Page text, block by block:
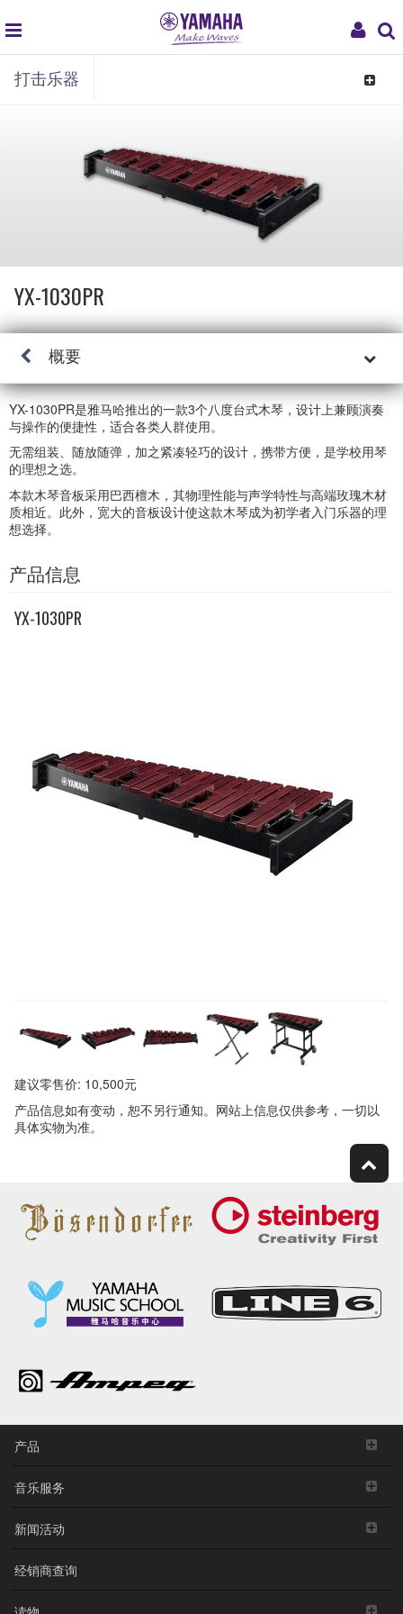
My
global
navigation
打击乐器
Toggle
YX-1030PR
概要
YX-1030PR是雅马哈推出的一款3个八度台式木琴，设计上兼顾演奏
与操作的便捷性，适合各类人群使用。
无需组装、随放随弹，加之紧凑轻巧的设计，携带方便，是学校用琴
的理想之选。
本款木琴音板采用巴西檀木，其物理性能与声学特性与高端玫瑰木材
质相近。此外，宽大的音板设计使这款木琴成为初学者入门乐器的理
想选择。
产品信息
YX-1030PR
建议零售价: 10,500元
产品信息如有变动，恕不另行通知。网站上信息仅供参考，一切以
具体实物为准。
产品
音乐服务
新闻活动
经销商查询